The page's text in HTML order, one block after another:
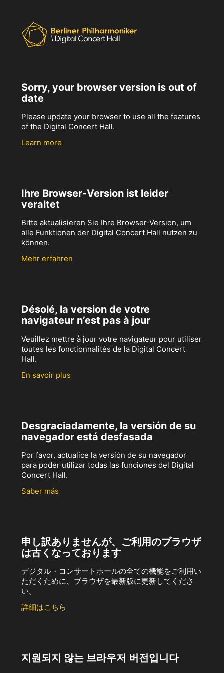
Sorry, your browser version is out of
date
Please update your browser to use all the features
of the Digital Concert Hall.
Learn more
Ihre Browser-Version ist leider
veraltet
Bitte aktualisieren Sie Ihre Browser-Version, um
alle Funktionen der Digital Concert Hall nutzen zu
können.
Mehr erfahren
Désolé, la version de votre
navigateur n’est pas à jour
Veuillez mettre à jour votre navigateur pour utiliser
toutes les fonctionnalités de la Digital Concert
Hall.
En savoir plus
Desgraciadamente, la versión de su
navegador está desfasada
Por favor, actualice la versión de su navegador
para poder utilizar todas las funciones del Digital
Concert Hall.
Saber más
申し訳ありませんが、ご利用のブラウザ
は古くなっております
デジタル・コンサートホールの全ての機能をご利用い
ただくために、ブラウザを最新版に更新してくださ
い。
詳細はこちら
지원되지 않는 브라우저 버전입니다